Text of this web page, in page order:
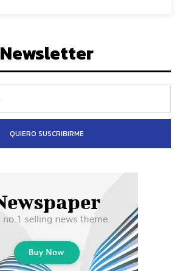
Newsletter
QUIERO SUSCRIBIRME